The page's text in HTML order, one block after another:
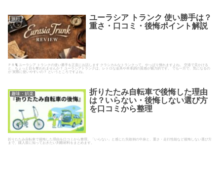
旅行
ユーラシア トランク 使い勝手は？
重さ・口コミ・後悔ポイント解説
ＰＲ🐈 ユーラシア トランクの使い勝手を正直にお話します クラシカルなトランクって、やっぱり憧れますよね。 空港で見かける
と、ちょっと目を奪われませんか？ ユーラシアトランクは、レトロな金具や本革調の質感が魅力的です。 でも一方で、気になるの
が 実際に使いやすいの？ というところですよね。
趣味・娯楽
折りたたみ自転車で後悔した理由
は？いらない・後悔しない選び方
を口コミから整理
折りたたみ自転車で後悔した理由を口コミから整理。「いらない」と感じた失敗例の中身と、重さ・走行性能など後悔しない選び方
まで、購入前に知っておきたい判断材料をまとめます。